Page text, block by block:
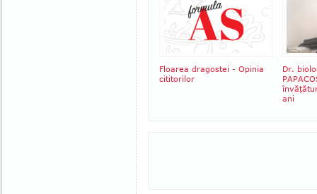
Floarea dragostei - Opinia
cititorilor
Dr.
ani